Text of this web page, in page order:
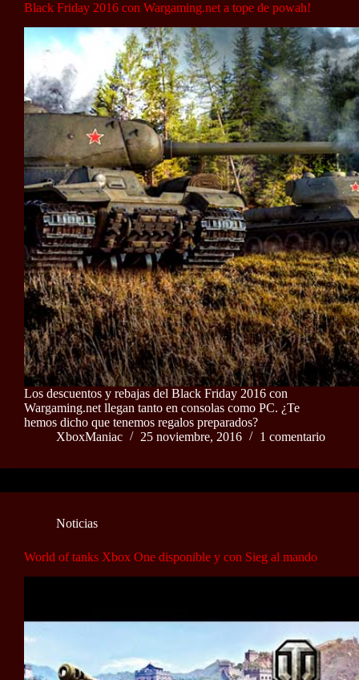
Black Friday 2016 con Wargaming.net a tope de powah!
Los descuentos y rebajas del Black Friday 2016 con
Wargaming.net llegan tanto en consolas como PC. ¿Te
hemos dicho que tenemos regalos preparados?
XboxManiac
25 noviembre, 2016 1 comentario
Noticias
World of tanks Xbox One disponible y con Sieg al mando